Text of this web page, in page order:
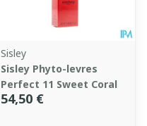
Sisley
Sisley Phyto-levres
Perfect 11 Sweet Coral
54,50 €